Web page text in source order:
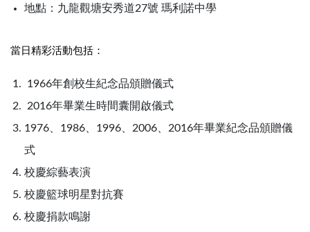
地點：九龍觀塘安秀道27號 瑪利諾中學
當日精彩活動包括：
1966年創校生紀念品頒贈儀式
2016年畢業生時間囊開啟儀式
1976、1986、1996、2006、2016年畢業紀念品頒贈儀
式
校慶綜藝表演
校慶籃球明星對抗賽
校慶捐款鳴謝